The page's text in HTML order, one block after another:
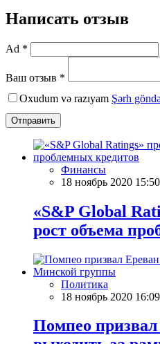
Написать отзыв
Ad *
Ваш отзыв *
Oxudum və razıyam Şərh
Отправить
Финансы
18 ноябрь 2020 15:50
«S&P Global
рост объема
Политика
18 ноябрь 2020 16:09
Помпео